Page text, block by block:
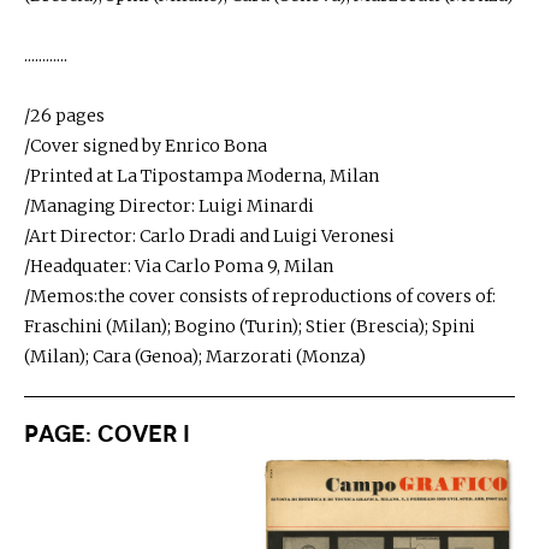
............
/26 pages
/Cover signed by Enrico Bona
/Printed at La Tipostampa Moderna, Milan
/Managing Director: Luigi Minardi
/Art Director: Carlo Dradi and Luigi Veronesi
/Headquater: Via Carlo Poma 9, Milan
​​​​​​​/Memos:the cover consists of reproductions of covers of:
Fraschini (Milan); Bogino (Turin); Stier (Brescia); Spini
(Milan); Cara (Genoa); Marzorati (Monza)
Page: Cover I